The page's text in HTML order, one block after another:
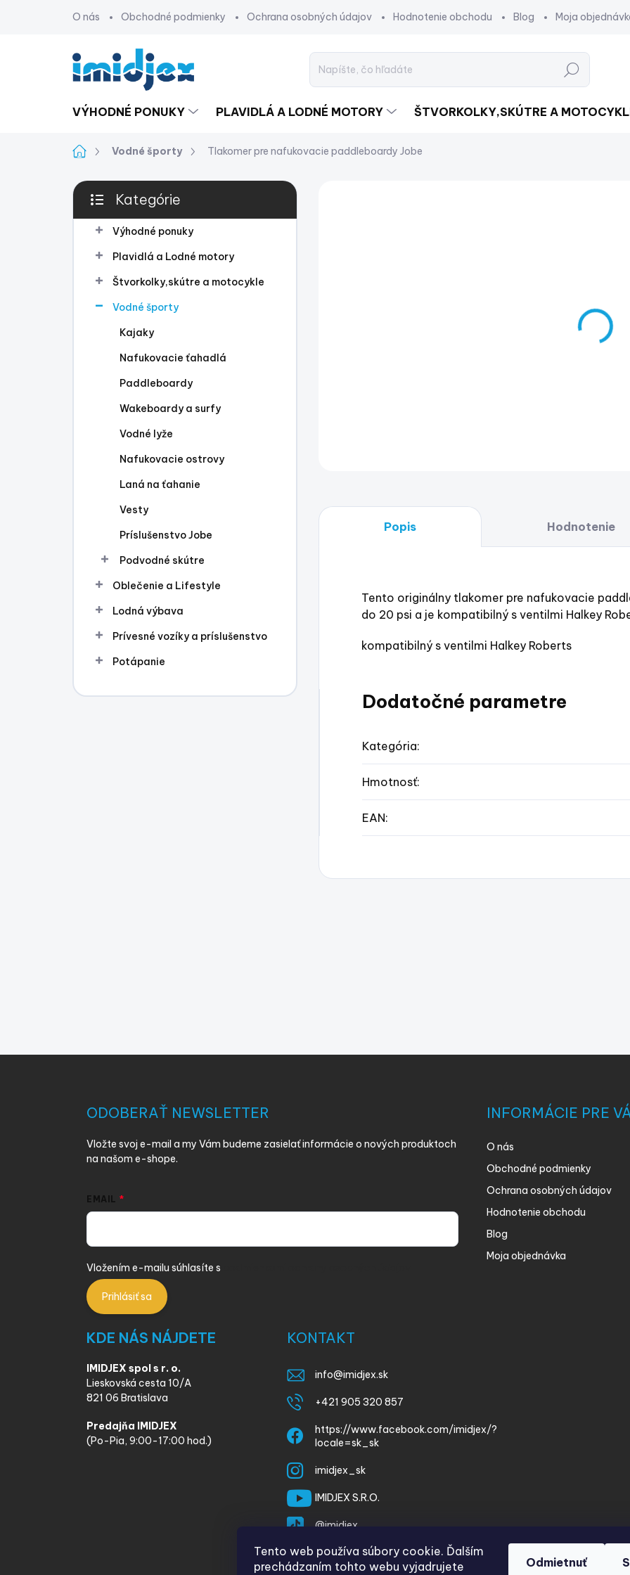
Tento web používa súbory cookie. Ďalším
prechádzaním tohto webu vyjadrujete
Odmietnuť
O nás Obchodné podmienky Ochrana osobných údajov Hodnotenie obchodu Blog Moja
Hľadať
VÝHODNÉ PONUKY PLAVIDLÁ A LODNÉ MOTORY ŠTVORKOLKY,SKÚTRE A
DomovVodné športy Tlakomer pre nafukovacie paddleboardy Jobe
B
č
Preskočiť
kategórie
Kategórie
Výhodné ponuky
Plavidlá a Lodné motory
Štvorkolky,skútre a motocykle
Vodné športy
Kajaky
Nafukovacie ťahadlá
Paddleboardy
Wakeboardy a surfy
Vodné lyže
Nafukovacie ostrovy
Laná na ťahanie
Vesty
Príslušenstvo Jobe
Podvodné skútre
Oblečenie a Lifestyle
Lodná výbava
Prívesné vozíky a príslušenstvo
Potápanie
Popis Hodnotenie
Tento originálny tlakomer pre nafukovacie
do 20 psi a je kompatibilný s ventilmi Halkey
kompatibilný s ventilmi Halkey Roberts
Dodatočné parametre
Kategória:
Hmotnosť:
EAN:
ODOBERAŤ NEWSLETTER
Vložte svoj e-mail a my Vám budeme zasielať informácie o nových produktoch
na našom e-shope.
EMAIL
Vložením e-mailu súhlasíte s
Prihlásiť sa
INFORMÁCIE PRE
O nás
Obchodné podmienky
Ochrana osobných údajov
Hodnotenie obchodu
Blog
Moja objednávka
KDE NÁS NÁJDETE
IMIDJEX spol s r. o.
Lieskovská cesta 10/A
821 06 Bratislava
Predajňa IMIDJEX
(Po-Pia, 9:00-17:00 hod.)
KONTAKT
info@imidjex.sk
+421 905 320 857
https://www.facebook.com/imidjex/?
locale=sk_sk
imidjex_sk
IMIDJEX S.R.O.
@imidjex